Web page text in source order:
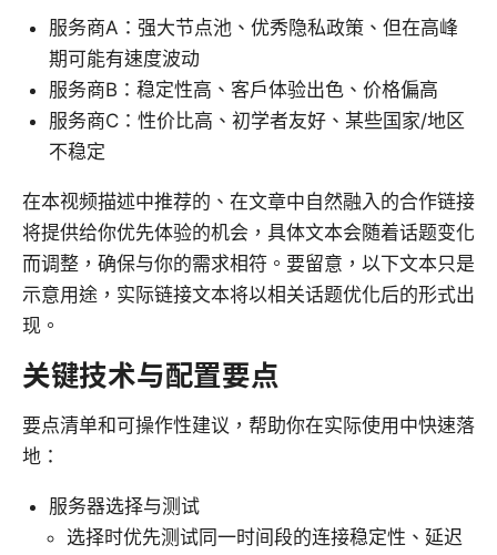
服务商A：强大节点池、优秀隐私政策、但在高峰
期可能有速度波动
服务商B：稳定性高、客户体验出色、价格偏高
服务商C：性价比高、初学者友好、某些国家/地区
不稳定
在本视频描述中推荐的、在文章中自然融入的合作链接
将提供给你优先体验的机会，具体文本会随着话题变化
而调整，确保与你的需求相符。要留意，以下文本只是
示意用途，实际链接文本将以相关话题优化后的形式出
现。
关键技术与配置要点
要点清单和可操作性建议，帮助你在实际使用中快速落
地：
服务器选择与测试
选择时优先测试同一时间段的连接稳定性、延迟